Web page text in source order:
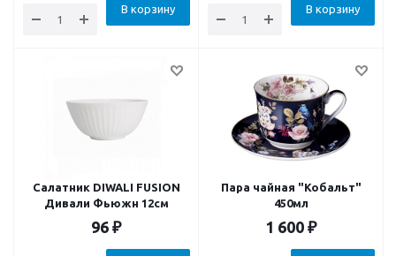
В корзину В корзину
Салатник DIWALI FUSION
Дивали Фьюжн 12см
96 ₽
Пара чайная "Кобальт"
450мл
1 600 ₽